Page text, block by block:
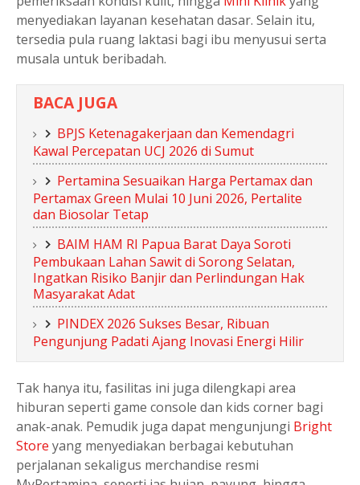
menyediakan layanan kesehatan dasar. Selain itu,
tersedia pula ruang laktasi bagi ibu menyusui serta
musala untuk beribadah.
BACA JUGA
BPJS Ketenagakerjaan dan Kemendagri
Kawal Percepatan UCJ 2026 di Sumut
Pertamina Sesuaikan Harga Pertamax dan
Pertamax Green Mulai 10 Juni 2026, Pertalite
dan Biosolar Tetap
BAIM HAM RI Papua Barat Daya Soroti
Pembukaan Lahan Sawit di Sorong Selatan,
Ingatkan Risiko Banjir dan Perlindungan Hak
Masyarakat Adat
PINDEX 2026 Sukses Besar, Ribuan
Pengunjung Padati Ajang Inovasi Energi Hilir
Tak hanya itu, fasilitas ini juga dilengkapi area
hiburan seperti game console dan kids corner bagi
anak-anak. Pemudik juga dapat mengunjungi Bright
Store yang menyediakan berbagai kebutuhan
perjalanan sekaligus merchandise resmi